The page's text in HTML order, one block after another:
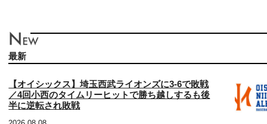
最新
【オイシックス】埼玉西武ライオンズに3‐6で敗戦
／4回小西のタイムリーヒットで勝ち越しするも後
半に逆転され敗戦